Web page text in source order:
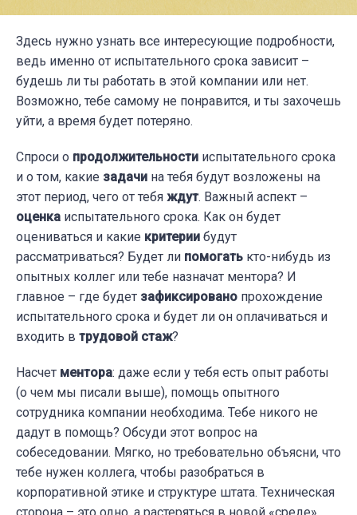
Здесь нужно узнать все интересующие подробности,
ведь именно от испытательного срока зависит –
будешь ли ты работать в этой компании или нет.
Возможно, тебе самому не понравится, и ты захочешь
уйти, а время будет потеряно.
Спроси о продолжительности испытательного срока
и о том, какие задачи на тебя будут возложены на
этот период, чего от тебя ждут. Важный аспект –
оценка испытательного срока. Как он будет
оцениваться и какие критерии будут
рассматриваться? Будет ли помогать кто-нибудь из
опытных коллег или тебе назначат ментора? И
главное – где будет зафиксировано прохождение
испытательного срока и будет ли он оплачиваться и
входить в трудовой стаж?
Насчет ментора: даже если у тебя есть опыт работы
(о чем мы писали выше), помощь опытного
сотрудника компании необходима. Тебе никого не
дадут в помощь? Обсуди этот вопрос на
собеседовании. Мягко, но требовательно объясни, что
тебе нужен коллега, чтобы разобраться в
корпоративной этике и структуре штата. Техническая